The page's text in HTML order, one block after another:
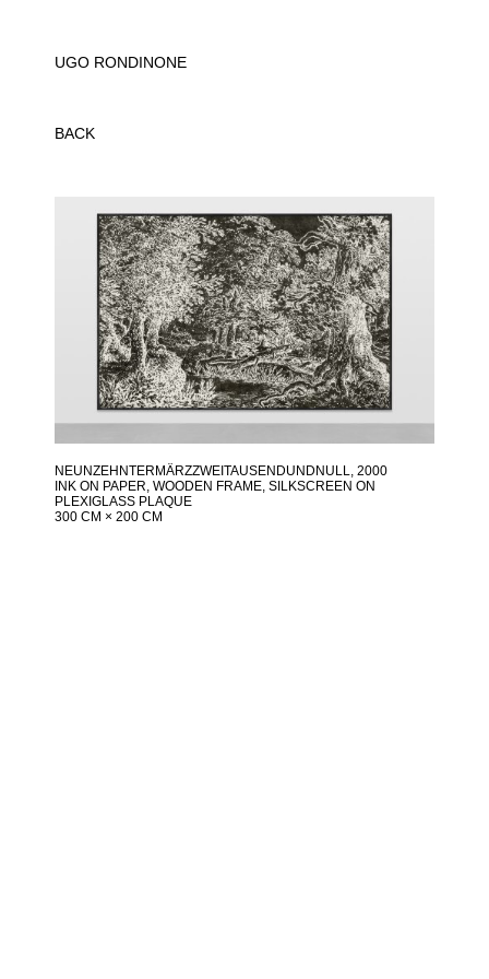
UGO RONDINONE
BACK
NEUNZEHNTERMÄRZZWEITAUSENDUNDNULL, 2000
INK ON PAPER, WOODEN FRAME, SILKSCREEN ON
PLEXIGLASS PLAQUE
300 CM × 200 CM